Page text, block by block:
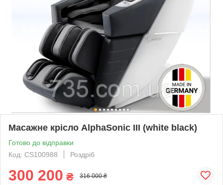
Масажне крісло AlphaSonic III (white black)
Готово до відправки
Код: CS100988
Роздріб
300 200 ₴ 316 000 ₴